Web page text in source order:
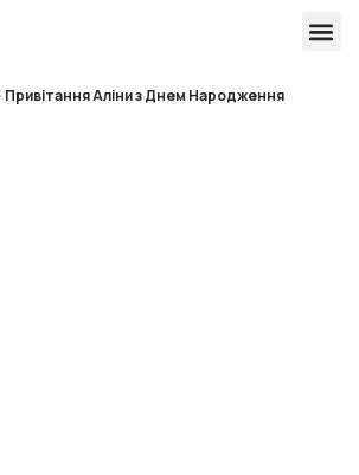
Привітання Аліни з Днем Народження